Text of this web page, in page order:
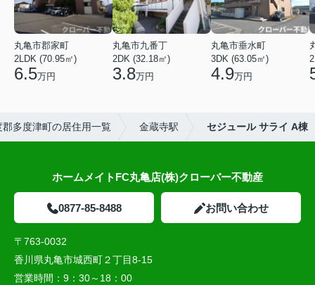
丸亀市郡家町
2LDK (70.95㎡)
6.5万円
丸亀市九番丁
2DK (32.18㎡)
3.8万円
丸亀市垂水町
3DK (63.05㎡)
4.9万円
郡多度津町の居住用一覧 金蔵寺駅 セジュール サライ A棟
ホームメイトFC丸亀店(株)クローバー不動産
0877-85-8488 お問い合わせ
〒763-0032
香川県丸亀市城西町２丁目8-15
営業時間： 9：30～18：00